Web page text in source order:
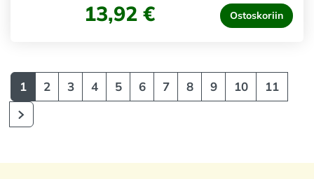
13,92 € Ostoskoriin
1 2 3 4 5 6 7 8 9 10 11